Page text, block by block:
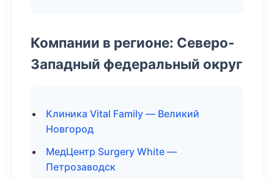
Компании в регионе: Северо-
Западный федеральный округ
Клиника Vital Family — Великий
Новгород
МедЦентр Surgery White —
Петрозаводск